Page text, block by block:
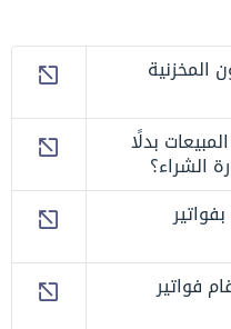
المخزنية
بدلًا
الشراء؟
فواتير